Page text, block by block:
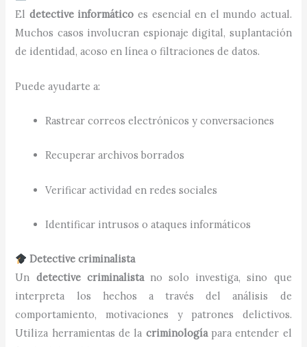
El detective informático es esencial en el mundo actual.
Muchos casos involucran espionaje digital, suplantación
de identidad, acoso en línea o filtraciones de datos.
Puede ayudarte a:
Rastrear correos electrónicos y conversaciones
Recuperar archivos borrados
Verificar actividad en redes sociales
Identificar intrusos o ataques informáticos
Detective criminalista
Un detective criminalistano solo investiga, sino que
interpreta los hechos a través del análisis de
comportamiento, motivaciones y patrones delictivos.
Utiliza herramientas de la criminologíapara entender el